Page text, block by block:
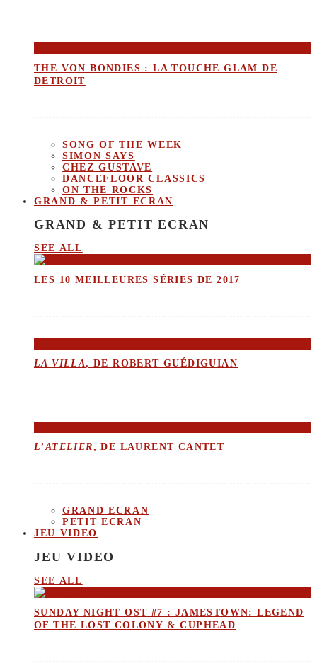
THE VON BONDIES : LA TOUCHE GLAM DE
DETROIT
SONG OF THE WEEK
SIMON SAYS
CHEZ GUSTAVE
DANCEFLOOR CLASSICS
ON THE ROCKS
GRAND & PETIT ECRAN
GRAND & PETIT ECRAN
SEE ALL
LES 10 MEILLEURES SÉRIES DE 2017
LA VILLA, DE ROBERT GUÉDIGUIAN
L’ATELIER, DE LAURENT CANTET
GRAND ECRAN
PETIT ECRAN
JEU VIDEO
JEU VIDEO
SEE ALL
SUNDAY NIGHT OST #7 : JAMESTOWN: LEGEND
OF THE LOST COLONY & CUPHEAD